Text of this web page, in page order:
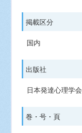
掲載区分
国内
出版社
日本発達心理学会
巻・号・頁